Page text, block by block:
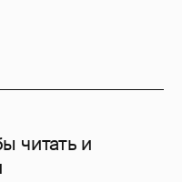
читать и